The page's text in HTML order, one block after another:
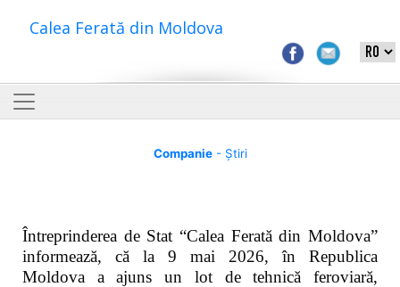
Calea Ferată din Moldova
Companie- Știri
Întreprinderea de Stat “Calea Ferată din Moldova”
informează, că la 9 mai 2026, în Republica
Moldova a ajuns un lot de tehnică feroviară,